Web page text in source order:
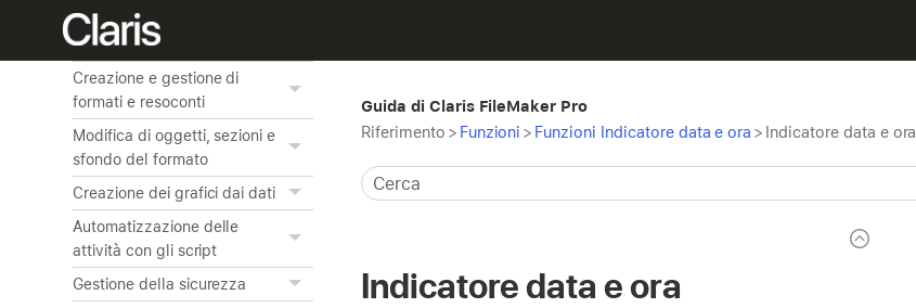
Utilizzo delle tabelle
correlate
Creazione e gestione di
formati e resoconti
Modifica di oggetti, sezioni e
sfondo del formato
Creazione dei grafici dai dati
Automatizzazione delle
attività con gli script
Gestione della sicurezza
Guida di Claris FileMaker Pro
Riferimento > Funzioni > Funzioni Indicatore data e ora > Indicatore data e ora
Indicatore data e ora